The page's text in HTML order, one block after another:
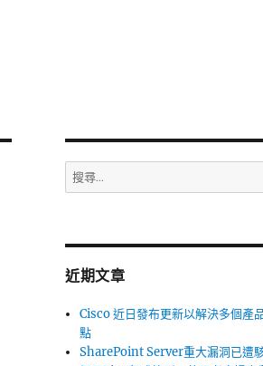
搜
尋
字:
近期文章
Cisco 近日發布更新以解決多個產
點
SharePoint Server重大漏洞已遭